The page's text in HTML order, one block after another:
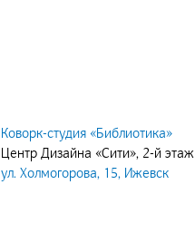
Коворк-студия «Библиотика»
Центр Дизайна «Сити», 2-й этаж
ул. Холмогорова, 15, Ижевск